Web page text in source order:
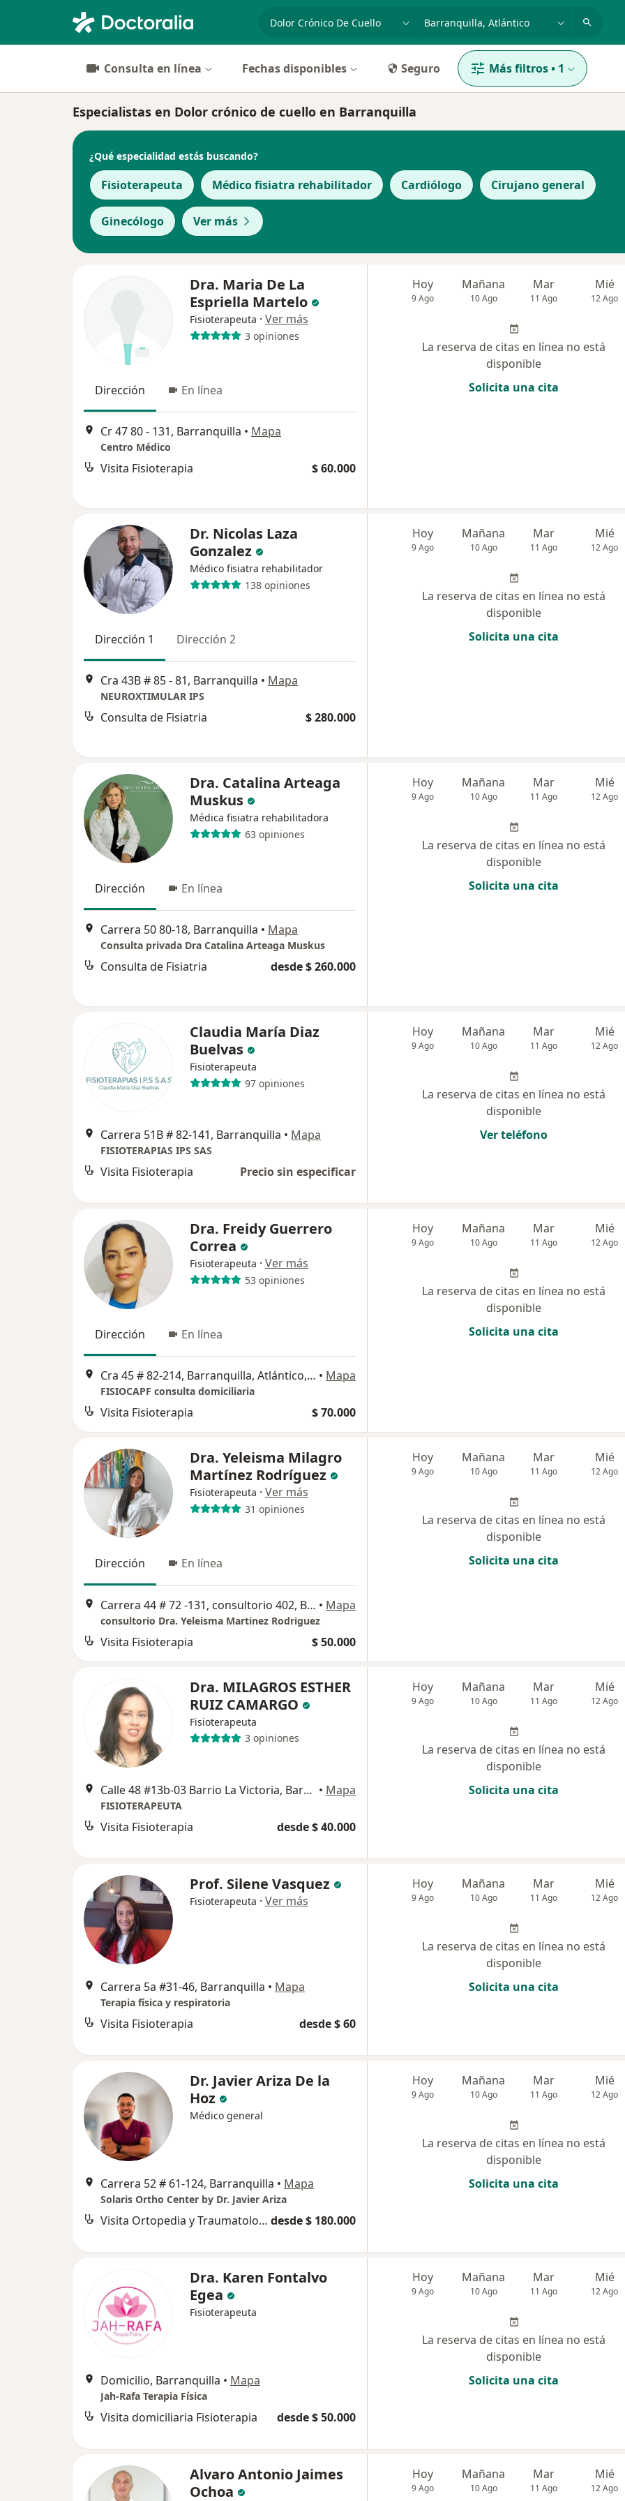
especialidad, enfermedad o nombre
Consulta en línea Fechas disponibles Seguro Más filtros• 1
Especialistas en Dolor crónico de cuello en Barranquilla
¿Qué especialidad estás buscando?
Fisioterapeuta Médico fisiatra rehabilitador Cardiólogo Cirujano general
Ginecólogo Ver más
Dra. Maria De La
Espriella Martelo
Fisioterapeuta · Ver más
3 opiniones
Dirección En línea
Cr 47 80 - 131, Barranquilla • Mapa
Centro Médico
Visita Fisioterapia $ 60.000
Hoy
9 Ago
Mañana
10 Ago
Mar
11 Ago
Mié
12 Ago
La reserva de citas en línea no está
disponible
Solicita una cita
Dr. Nicolas Laza
Gonzalez
Médico fisiatra rehabilitador
138 opiniones
Dirección 1 Dirección 2
Cra 43B # 85 - 81, Barranquilla • Mapa
NEUROXTIMULAR IPS
Consulta de Fisiatria $ 280.000
Hoy
9 Ago
Mañana
10 Ago
Mar
11 Ago
Mié
12 Ago
La reserva de citas en línea no está
disponible
Solicita una cita
Dra. Catalina Arteaga
Muskus
Médica fisiatra rehabilitadora
63 opiniones
Dirección En línea
Carrera 50 80-18, Barranquilla • Mapa
Consulta privada Dra Catalina Arteaga Muskus
Consulta de Fisiatria desde $ 260.000
Hoy
9 Ago
Mañana
10 Ago
Mar
11 Ago
Mié
12 Ago
La reserva de citas en línea no está
disponible
Solicita una cita
Claudia María Diaz
Buelvas
Fisioterapeuta
97 opiniones
Carrera 51B # 82-141, Barranquilla • Mapa
FISIOTERAPIAS IPS SAS
Visita Fisioterapia Precio sin especificar
Hoy
9 Ago
Mañana
10 Ago
Mar
11 Ago
Mié
12 Ago
La reserva de citas en línea no está
disponible
Ver teléfono
Dra. Freidy Guerrero
Correa
Fisioterapeuta · Ver más
53 opiniones
Dirección En línea
Cra 45 # 82-214, Barranquilla, Atlántico, Colombia, Barranquilla • Mapa
FISIOCAPF consulta domiciliaria
Visita Fisioterapia $ 70.000
Hoy
9 Ago
Mañana
10 Ago
Mar
11 Ago
Mié
12 Ago
La reserva de citas en línea no está
disponible
Solicita una cita
Dra. Yeleisma Milagro
Martínez Rodríguez
Fisioterapeuta · Ver más
31 opiniones
Dirección En línea
Carrera 44 # 72 -131, consultorio 402, Barranquilla • Mapa
consultorio Dra. Yeleisma Martinez Rodriguez
Visita Fisioterapia $ 50.000
Hoy
9 Ago
Mañana
10 Ago
Mar
11 Ago
Mié
12 Ago
La reserva de citas en línea no está
disponible
Solicita una cita
Dra. MILAGROS ESTHER
RUIZ CAMARGO
Fisioterapeuta
3 opiniones
Calle 48 #13b-03 Barrio La Victoria, Barranquilla • Mapa
FISIOTERAPEUTA
Visita Fisioterapia desde $ 40.000
Hoy
9 Ago
Mañana
10 Ago
Mar
11 Ago
Mié
12 Ago
La reserva de citas en línea no está
disponible
Solicita una cita
Prof. Silene Vasquez
Fisioterapeuta · Ver más
Carrera 5a #31-46, Barranquilla • Mapa
Terapia física y respiratoria
Visita Fisioterapia desde $ 60
Hoy
9 Ago
Mañana
10 Ago
Mar
11 Ago
Mié
12 Ago
La reserva de citas en línea no está
disponible
Solicita una cita
Dr. Javier Ariza De la
Hoz
Médico general
Carrera 52 # 61-124, Barranquilla • Mapa
Solaris Ortho Center by Dr. Javier Ariza
Visita Ortopedia y Traumatología desde $ 180.000
Hoy
9 Ago
Mañana
10 Ago
Mar
11 Ago
Mié
12 Ago
La reserva de citas en línea no está
disponible
Solicita una cita
Dra. Karen Fontalvo
Egea
Fisioterapeuta
Domicilio, Barranquilla • Mapa
Jah-Rafa Terapia Física
Visita domiciliaria Fisioterapia desde $ 50.000
Hoy
9 Ago
Mañana
10 Ago
Mar
11 Ago
Mié
12 Ago
La reserva de citas en línea no está
disponible
Solicita una cita
Alvaro Antonio Jaimes
Ochoa
Hoy
9 Ago
Mañana
10 Ago
Mar
11 Ago
Mié
12 Ago